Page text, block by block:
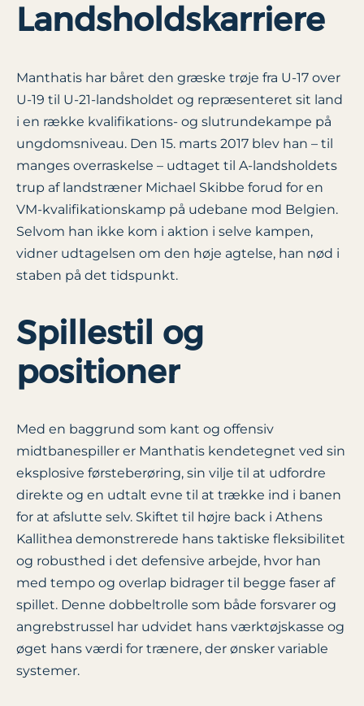
Landsholdskarriere
Manthatis har båret den græske trøje fra U-17 over
U-19 til U-21-landsholdet og repræsenteret sit land
i en række kvalifikations- og slutrundekampe på
ungdomsniveau. Den 15. marts 2017 blev han – til
manges overraskelse – udtaget til A-landsholdets
trup af landstræner Michael Skibbe forud for en
VM-kvalifikationskamp på udebane mod Belgien.
Selvom han ikke kom i aktion i selve kampen,
vidner udtagelsen om den høje agtelse, han nød i
staben på det tidspunkt.
Spillestil og
positioner
Med en baggrund som kant og offensiv
midtbanespiller er Manthatis kendetegnet ved sin
eksplosive førsteberøring, sin vilje til at udfordre
direkte og en udtalt evne til at trække ind i banen
for at afslutte selv. Skiftet til højre back i Athens
Kallithea demonstrerede hans taktiske fleksibilitet
og robusthed i det defensive arbejde, hvor han
med tempo og overlap bidrager til begge faser af
spillet. Denne dobbeltrolle som både forsvarer og
angrebstrussel har udvidet hans værktøjskasse og
øget hans værdi for trænere, der ønsker variable
systemer.